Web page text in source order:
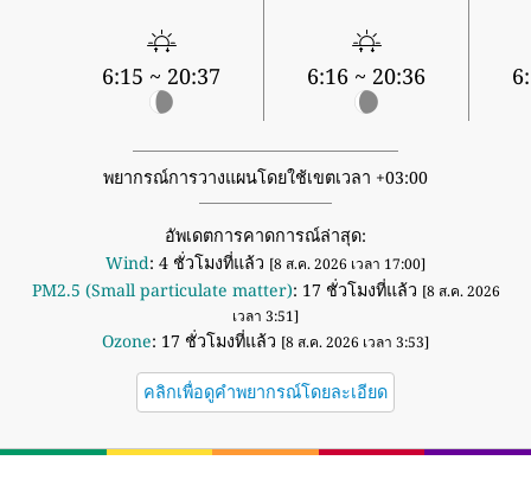
6:15 ~ 20:37 6:16 ~ 20:36
พยากรณ์การวางแผนโดยใช้เขตเวลา +03:00
อัพเดตการคาดการณ์ล่าสุด:
Wind: 4 ชั่วโมงที่แล้ว [8 ส.ค. 2026 เวลา 17:00]
PM2.5 (Small particulate matter): 17 ชั่วโมงที่แล้ว [8 ส.ค. 2026
เวลา 3:51]
Ozone: 17 ชั่วโมงที่แล้ว [8 ส.ค. 2026 เวลา 3:53]
คลิกเพื่อดูคำพยากรณ์โดยละเอียด